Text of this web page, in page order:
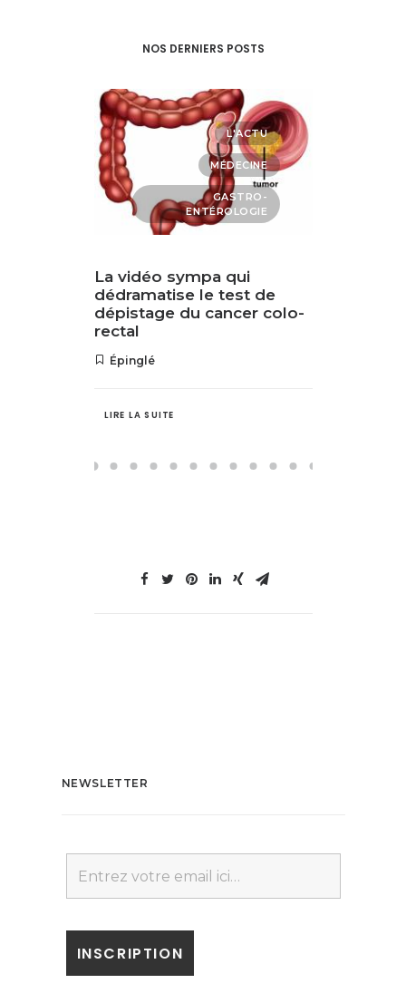
NOS DERNIERS POSTS
L'ACTU
MÉDECINE
GASTRO-
ENTÉROLOGIE
La vidéo sympa qui
dédramatise le test de
dépistage du cancer colo-
rectal
Épinglé
LIRE LA SUITE
NEWSLETTER